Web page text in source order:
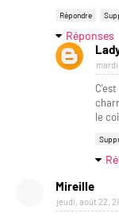
Répondre
Réponses
le
Mireille
jeudi, août 22,